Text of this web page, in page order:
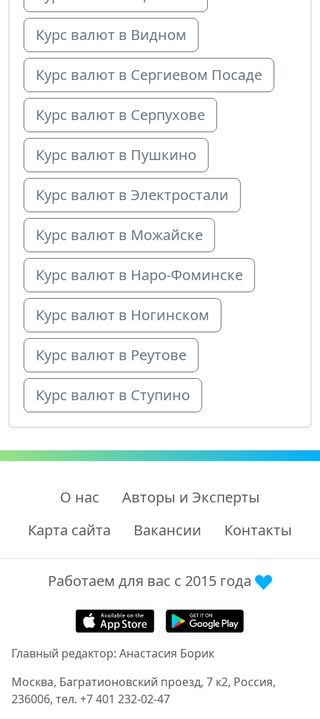
Курс валют в Видном
Курс валют в Сергиевом Посаде
Курс валют в Серпухове
Курс валют в Пушкино
Курс валют в Электростали
Курс валют в Можайске
Курс валют в Наро-Фоминске
Курс валют в Ногинском
Курс валют в Реутове
Курс валют в Ступино
О нас
Авторы и Эксперты
Карта сайта
Вакансии Контакты
Работаем для вас с 2015 года
Главный редактор: Анастасия Борик
Москва, Багратионовский проезд, 7 к2, Россия,
236006, тел. +7 401 232-02-47